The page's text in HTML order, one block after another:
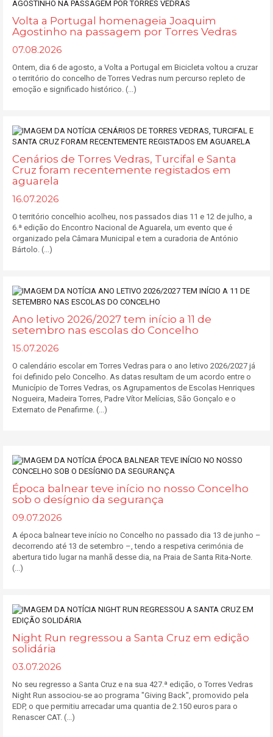
Volta a Portugal homenageia Joaquim
Agostinho na passagem por Torres Vedras
07.08.2026
Ontem, dia 6 de agosto, a Volta a Portugal em Bicicleta voltou a cruzar
o território do concelho de Torres Vedras num percurso repleto de
emoção e significado histórico. (...)
Cenários de Torres Vedras, Turcifal e Santa
Cruz foram recentemente registados em
aguarela
16.07.2026
O território concelhio acolheu, nos passados dias 11 e 12 de julho, a
6.ª edição do Encontro Nacional de Aguarela, um evento que é
organizado pela Câmara Municipal e tem a curadoria de António
Bártolo. (...)
Ano letivo 2026/2027 tem início a 11 de
setembro nas escolas do Concelho
15.07.2026
O calendário escolar em Torres Vedras para o ano letivo 2026/2027 já
foi definido pelo Concelho. As datas resultam de um acordo entre o
Município de Torres Vedras, os Agrupamentos de Escolas Henriques
Nogueira, Madeira Torres, Padre Vítor Melícias, São Gonçalo e o
Externato de Penafirme. (...)
Época balnear teve início no nosso Concelho
sob o desígnio da segurança
09.07.2026
A época balnear teve início no Concelho no passado dia 13 de junho –
decorrendo até 13 de setembro –, tendo a respetiva cerimónia de
abertura tido lugar na manhã desse dia, na Praia de Santa Rita-Norte.
(...)
Night Run regressou a Santa Cruz em edição
solidária
03.07.2026
No seu regresso a Santa Cruz e na sua 427.ª edição, o Torres Vedras
Night Run associou-se ao programa "Giving Back", promovido pela
EDP, o que permitiu arrecadar uma quantia de 2.150 euros para o
Renascer CAT. (...)